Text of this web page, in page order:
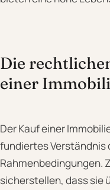
Die
einer
Der Kauf einer
fundiertes Verständnis
Rahmenbedingungen.
sicherstellen, dass sie